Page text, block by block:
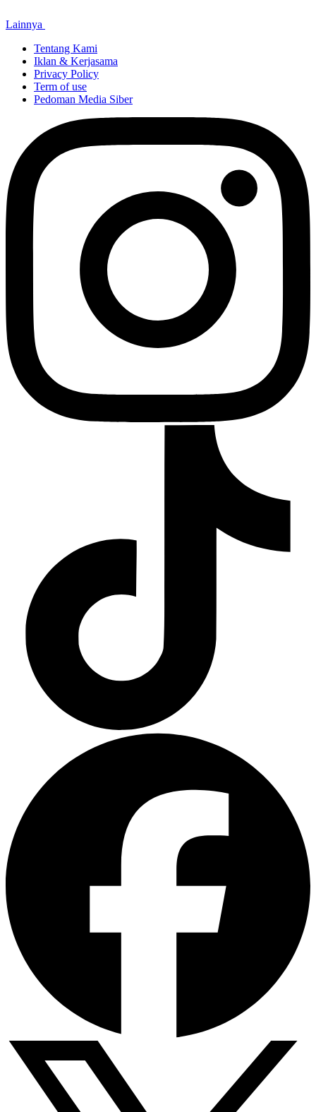
Lainnya
Tentang Kami
Iklan & Kerjasama
Privacy Policy
Term of use
Pedoman Media Siber